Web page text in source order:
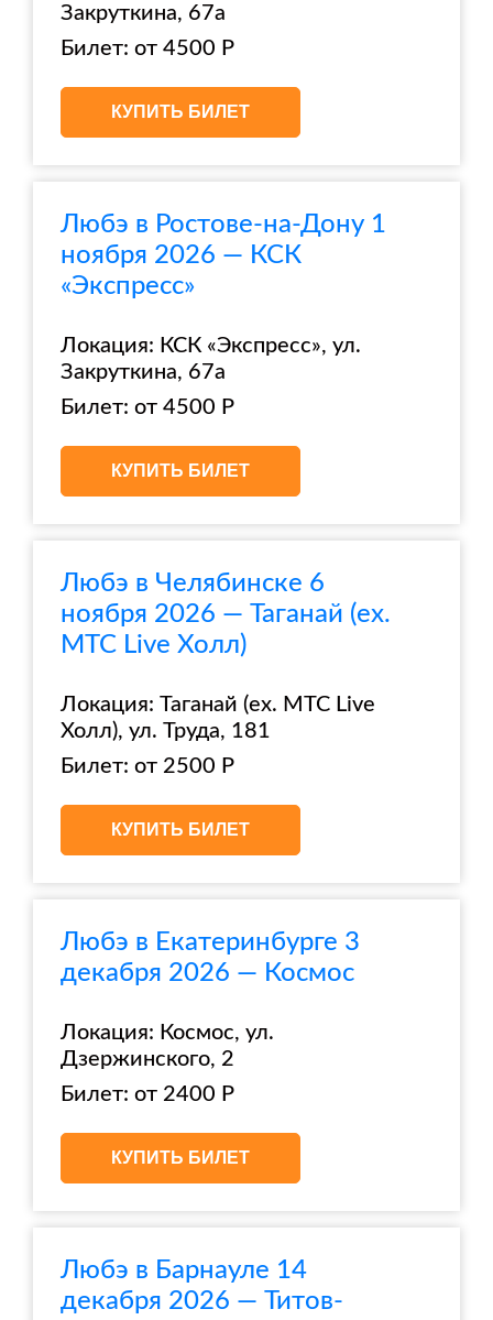
Закруткина, 67а
Билет: от 4500 Р
КУПИТЬ БИЛЕТ
Любэ в Ростове-на-Дону 1
ноября 2026 — КСК
«Экспресс»
Локация: КСК «Экспресс», ул.
Закруткина, 67а
Билет: от 4500 Р
КУПИТЬ БИЛЕТ
Любэ в Челябинске 6
ноября 2026 — Таганай (ex.
МТС Live Холл)
Локация: Таганай (ex. МТС Live
Холл), ул. Труда, 181
Билет: от 2500 Р
КУПИТЬ БИЛЕТ
Любэ в Екатеринбурге 3
декабря 2026 — Космос
Локация: Космос, ул.
Дзержинского, 2
Билет: от 2400 Р
КУПИТЬ БИЛЕТ
Любэ в Барнауле 14
декабря 2026 — Титов-